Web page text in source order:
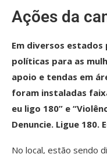
Ações da
Em diversos
políticas para as
apoio e tendas em
foram instaladas
eu ligo 180” e
Denuncie. Ligue 180.
No local, estão sendo